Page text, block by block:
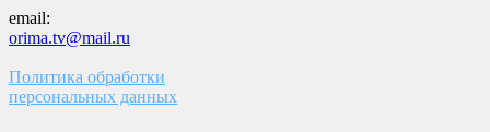
email:
orima.tv@mail.ru
Политика обработки
персональных данных